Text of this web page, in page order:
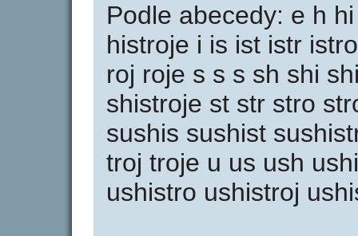
Podle abecedy: e h
histroje i is ist istr
roj roje s s s sh shi
shistroje st str stro
sushis sushist
troj troje u us ush
ushistro ushistroj